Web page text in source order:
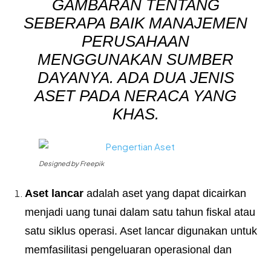
GAMBARAN TENTANG
SEBERAPA BAIK MANAJEMEN
PERUSAHAAN
MENGGUNAKAN SUMBER
DAYANYA. ADA DUA JENIS
ASET PADA NERACA YANG
KHAS.
Designed by Freepik
Aset lancar adalah aset yang dapat dicairkan
menjadi uang tunai dalam satu tahun fiskal atau
satu siklus operasi. Aset lancar digunakan untuk
memfasilitasi pengeluaran operasional dan